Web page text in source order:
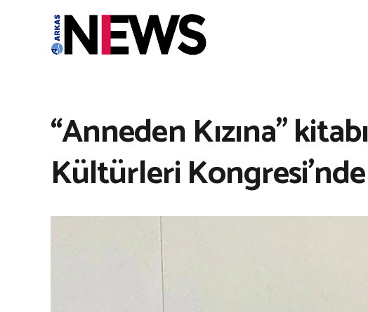
“Anneden Kızına”
Kültürleri Kongresi’nde